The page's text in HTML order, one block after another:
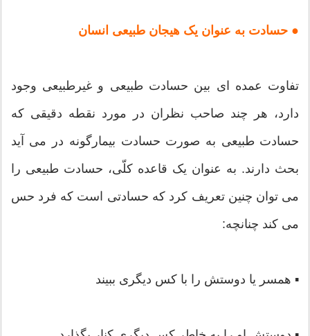
● حسادت به عنوان یک هیجان طبیعی انسان
تفاوت عمده ای بین حسادت طبیعی و غیرطبیعی وجود
دارد، هر چند صاحب نظران در مورد نقطه دقیقی که
حسادت طبیعی به صورت حسادت بیمارگونه در می آید
بحث دارند. به عنوان یک قاعده کلّی، حسادت طبیعی را
می توان چنین تعریف کرد که حسادتی است که فرد حس
می کند چنانچه:
▪ همسر یا دوستش را با کس دیگری ببیند